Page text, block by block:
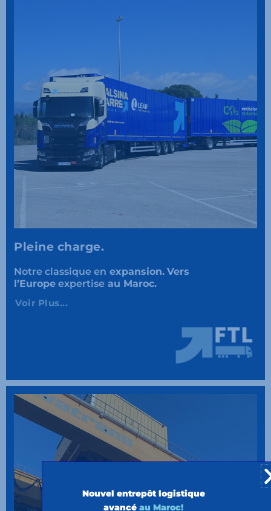
Pleine charge.
Notre classique en expansion. Vers
l’Europe expertise au Maroc.
Voir Plus...
Nouvel entrepôt logistique
avancéau Maroc!